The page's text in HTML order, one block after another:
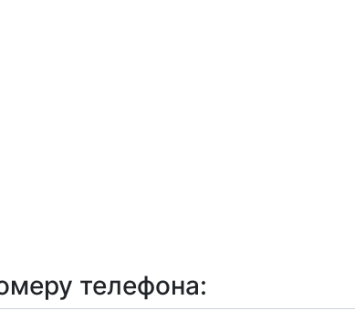
телефона: